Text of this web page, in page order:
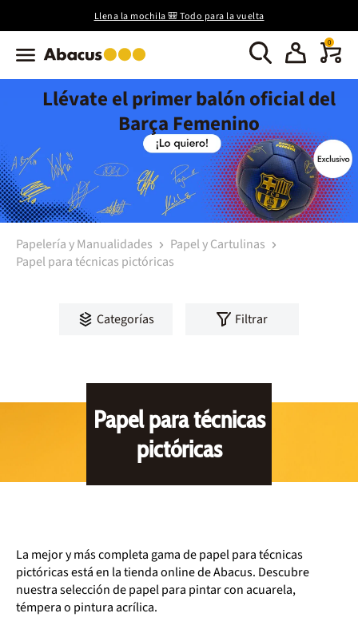
Llena la mochila 🎒 Todo para la vuelta
0
Llévate el primer balón oficial del
Barça Femenino
Papelería y Manualidades
Papel y Cartulinas
Papel para técnicas pictóricas
Categorías Filtrar
Papel para técnicas
pictóricas
La mejor y más completa gama de papel para técnicas
pictóricas está en la tienda online de Abacus. Descubre
nuestra selección de papel para pintar con acuarela,
témpera o pintura acrílica.